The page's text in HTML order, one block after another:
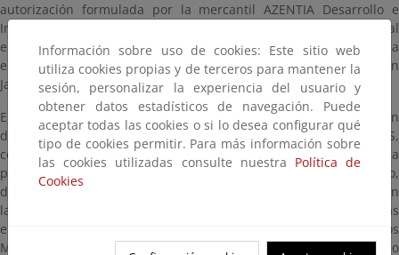
autorización formulada por la mercantil AZENTIA Desarrollo e
Ingeniería S.L. para la construcción de un embarcadero temporal
en bienes de Dominio Público Marítimo-Terrestre, en Playa Chica
en La Manga del Mar Menor, en el término municipal de San
Javier (Murcia)
El expediente administrativo de referencia estará a disposición
del público durante un plazo de VEINTE (20) DÍAS HÁBILES,
contados a partir del día siguiente a aquel en que tenga lugar la
publicación de este anuncio en el Boletín Oficial del Estado,
dentro del cual se puede consultar en esta página, así como en
las oficinas de esta Demarcación de Costas en Murcia, ubicadas
en Avenida Alfonso X “El Sabio”, 6 - 1ª planta, Edificio de Servicios
Múltiples, 30.071, Murcia, en días hábiles y en horario
Información sobre uso de cookies: Este sitio web
utiliza cookies propias y de terceros para mantener la
sesión, personalizar la experiencia del usuario y
obtener datos estadísticos de navegación. Puede
aceptar todas las cookies o si lo desea configurar qué
tipo de cookies permitir. Para más información sobre
las cookies utilizadas consulte nuestra Política de
Cookies